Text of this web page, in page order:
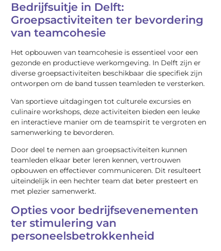
Bedrijfsuitje in Delft:
Groepsactiviteiten ter bevordering
van teamcohesie
Het opbouwen van teamcohesie is essentieel voor een
gezonde en productieve werkomgeving. In Delft zijn er
diverse groepsactiviteiten beschikbaar die specifiek zijn
ontworpen om de band tussen teamleden te versterken.
Van sportieve uitdagingen tot culturele excursies en
culinaire workshops, deze activiteiten bieden een leuke
en interactieve manier om de teamspirit te vergroten en
samenwerking te bevorderen.
Door deel te nemen aan groepsactiviteiten kunnen
teamleden elkaar beter leren kennen, vertrouwen
opbouwen en effectiever communiceren. Dit resulteert
uiteindelijk in een hechter team dat beter presteert en
met plezier samenwerkt.
Opties voor bedrijfsevenementen
ter stimulering van
personeelsbetrokkenheid